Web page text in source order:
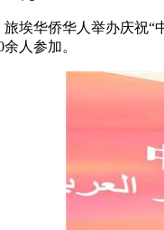
旅埃华侨华人举办庆祝“
人参加。